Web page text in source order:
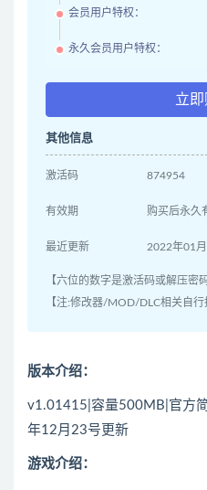
会员用户特权：
永久会员用户特权：
立即
其他信息
激活码 874954
有效期 购买后永久
最近更新 2022年01
【六位的数字是激活码或解压密
【注:修改器/MOD/DLC相关自行
版本介绍：
v1.01415|容量500MB|官方
年12月23号更新
游戏介绍：